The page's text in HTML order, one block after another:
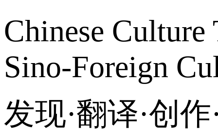
Chinese
Sino-Foreign
发现·翻译·创